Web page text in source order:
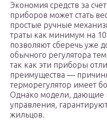
Экономия средств за
приборов может стать
простые ручные
траты как минимум на
позволяют сберечь уже
обычного регулятора
так как эти приборы
преимущества —
терморегулятор имеет
Однако модели, дающие
управления,
жильцов.